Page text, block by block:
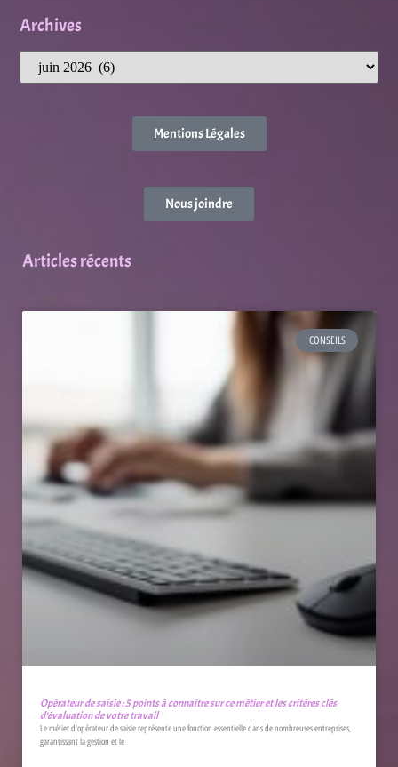
Archives
Mentions Légales
Nous joindre
Articles récents
CONSEILS
Opérateur de saisie : 5 points à connaître sur ce métier et les critères clés
d’évaluation de votre travail
Le métier d'opérateur de saisie représente une fonction essentielle dans de nombreuses entreprises,
garantissant la gestion et le